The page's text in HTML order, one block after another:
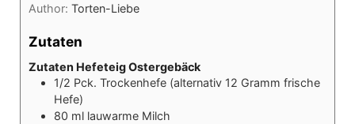
Author: Torten-Liebe
Zutaten
Zutaten Hefeteig Ostergebäck
1/2 Pck. Trockenhefe (alternativ 12 Gramm frische
Hefe)
80 ml lauwarme Milch